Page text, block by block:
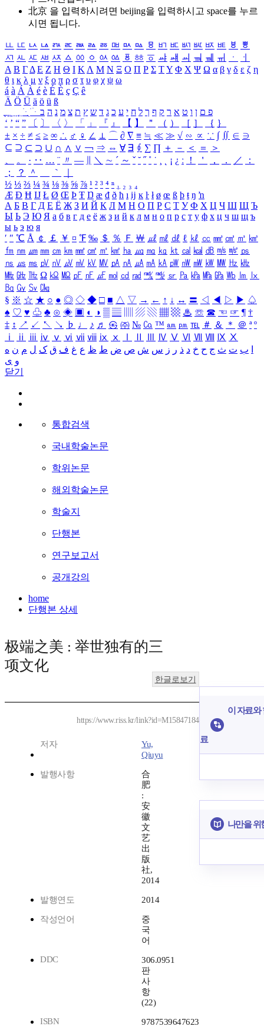
北京 을 입력하시려면 beijing을 입력하시고 space를 누르
시면 됩니다.
ㅥ ㅦ ㅧ ㅨ ㅩ ㅪ ㅫ ㅬ ㅭ ㅮ ㅯ ㅰ ㅱ ㅲ ㅳ ㅴ ㅵ ㅶ ㅷ ㅸ
ㅹ
ㅺ ㅻ ㅼ ㅽ ㅾ ㅿ ㆀ ㆁ ㆂ ㆃ ㆄ ㆅ ㆆ ㆇ ㆈ ㆉ ㆊ ㆋ ㆌ ㆍ
ㆎ
Α Β ΓΔ Ε Ζ Η Θ Ι ΚΛ Μ Ν Ξ Ο Π Ρ Σ ΤΥ Φ Χ Ψ Ω α β γ δ ε ζ η
θ ι κ λ μ ν ξ ο π ρ σ τ υ φ χ ψ ω
á à Á À é è É È ç Ç ê
Ä Ö Ü ä ö ü ß
ִֶֹ ֻּ ׁׂ פ ם ן ו ט א ר ק ף ך ל ח י ע כ ג ד ש ץ ת צ מ נ ה ב
‘ ’ “ ” 〔 〕 〈 〉 「 」 『 』 【 】 ＂ （ ） ［ ］ ｛ ｝
± × ÷ ≠ ≤ ≥ ∞ ∴ ♂ ♀ ∠ ⊥ ⌒ ∂ ∇ ≡ ≒ ≪ ≫ √ ∽ ∝ ∵ ∫ ∬ ∈ ∋
⊆ ⊇ ⊂ ⊃ ∪ ∩ ∧ ∨ ￢ ⇒ ⇔ ∀ ∃ ∮ ∑ ∏ ＋ － ＜ ＝
＞
、
。 · ‥ … ¨ 〃 ― ＼ ∼ ´ ～ ˇ ˘ ˝ ˚ ˙ ¸ ¡ ¿ ː ！ ＇ ， ． ／
：
；
？ ＾ ｀
½ ⅓ ⅔ ¼ ¾ ⅛ ⅜ ⅝ ⅞ ¹ ² ³ ⁴ ⁿ ₁ ₂ ₃ ₄
Æ Ð Ħ Ĳ Ł Ø Œ Þ Ŧ Ŋ æ đ ð ħ ı ĳ ĸ ŀ ł ø œ ß þ ŧ ŋ ŉ
А Б В Г Д Е Ё Ж З И Й К Л М Н О П Р С Т У Ф Х Ц Ч Ш Щ Ъ
Ы Ь Э Ю Я а б в г д е ё ж з и й к л м н о п р с т у ф х ц ч ш щ ъ
ы ь э ю я
′ ″ ℃ Å ￠ ￡ ￥ ¤ ℉ ‰ ＄ ％ Ｆ ￦ ㎕ ㎖ ㎗ ℓ ㎘ ㏄ ㎣ ㎤ ㎥ ㎦
㎙ ㎚ ㎛ ㎜ ㎝ ㎞ ㎟ ㎠ ㎡ ㎢ ㏊ ㎍ ㎎ ㎏ ㏏ ㎈ ㎉ ㏈ ㎧ ㎨ ㎰
㎱ ㎲ ㎳ ㎴ ㎵ ㎶ ㎷ ㎸ ㎹ ㎀ ㎁ ㎂ ㎃ ㎄ ㎺ ㎻ ㎽ ㎾ ㎿ ㎐ ㎑
㎒ ㎓ ㎔ Ω ㏀ ㏁ ㎊ ㎋ ㎌ ㏖ ㏅ ㎭ ㎮ ㎯ ㏛ ㎩ ㎪ ㎫ ㎬ ㏝ ㏐
㏓
㏃ ㏉ ㏜ ㏆
§ ※ ☆ ★ ○ ● ◎ ◇ ◆ □ ■ △ ▽ → ← ↑ ↓ ↔ 〓 ◁ ◀ ▷ ▶ ♤
♠ ♡ ♥ ♧ ♣ ⊙ ◈ ▣ ◐ ◑ ▒ ▤ ▨ ▧ ▦ ▩ ♨ ☏ ☎ ☜ ☞ ¶ †
‡ ↕ ↗ ↙ ↖ ↘ ♭ ♩ ♪ ♬ ㉿ ㈜ № ㏇ ™ ㏂ ㏘ ℡ ＃ ＆ ＊ ＠ ª º
ⅰ
ⅱ ⅲ ⅳ ⅴ ⅵ ⅶ ⅷ ⅸ ⅹ Ⅳ Ⅴ Ⅵ Ⅶ Ⅷ Ⅸ Ⅹ
ب ت ث ج ح خ د ذ ر ز س ش ص ض ط ظ ع غ ف ق ک ل م ن ه
و ی
닫기
통합검색
국내학술논문
학위논문
해외학술논문
학술지
단행본
연구보고서
공개강의
home
단행본 상세
极端之美 : 举世独有的三
项文化
한글로보기
https://www.riss.kr/link?id=M15847184
저자
Yu,
Qiuyu
발행사항
合
肥
:
安
徽
文
艺
出
版
社,
2014
발행연도 2014
작성언어
중
국
어
DDC
306.0951
판
사
항
(22)
ISBN
9787539647623
이 자료와
료
나만을 위